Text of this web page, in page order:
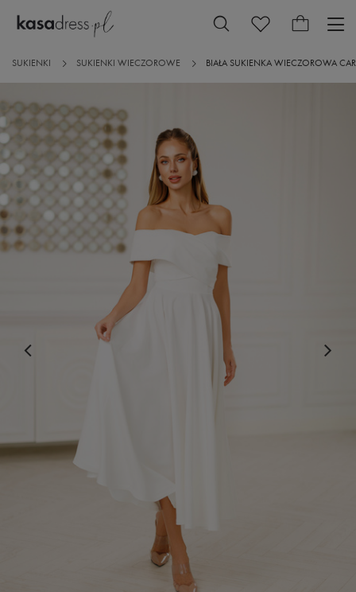
SUKIENKI SUKIENKI WIECZOROWE BIAŁA SUKIENKA WIECZOROWA